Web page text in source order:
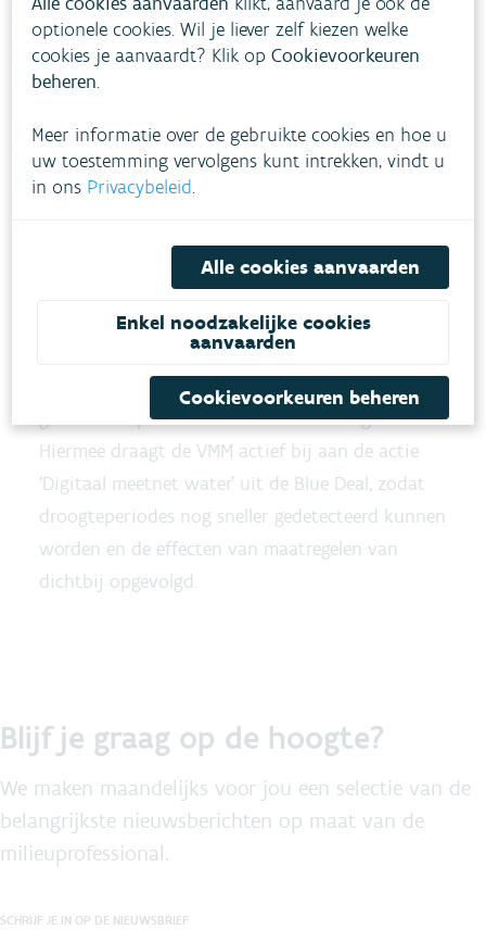
De grondwaterdata zijn als open data via de
webservice van waterinfo.bebeschikbaar voor
verder gebruik.
Proefopzet
We maakten een testopstelling van een
deze data dag per dag opvolgen. Zo zie je hier de
metingen van de voorbije maand.
De resultaten van de proefopstelling worden nu
verder gebruikt om een 100-tal
grondwaterposten te automatiseren tegen 2022.
Hiermee draagt de VMM actief bij aan de actie
‘Digitaal meetnet water’ uit de Blue Deal, zodat
droogteperiodes nog sneller gedetecteerd kunnen
worden en de effecten van maatregelen van
dichtbij opgevolgd.
Blijf je graag op de hoogte?
We maken maandelijks voor jou een selectie van de
belangrijkste nieuwsberichten op maat van de
milieuprofessional.
SCHRIJF JE IN OP DE NIEUWSBRIEF
optionele cookies. Wil je liever zelf kiezen welke
cookies je aanvaardt? Klik opCookievoorkeuren
beheren.
Meer informatie over de gebruikte cookies en hoe u
uw toestemming vervolgens kunt intrekken, vindt u
in ons Privacybeleid.
Alle cookies aanvaarden
Enkel noodzakelijke cookies
aanvaarden
Cookievoorkeuren beheren